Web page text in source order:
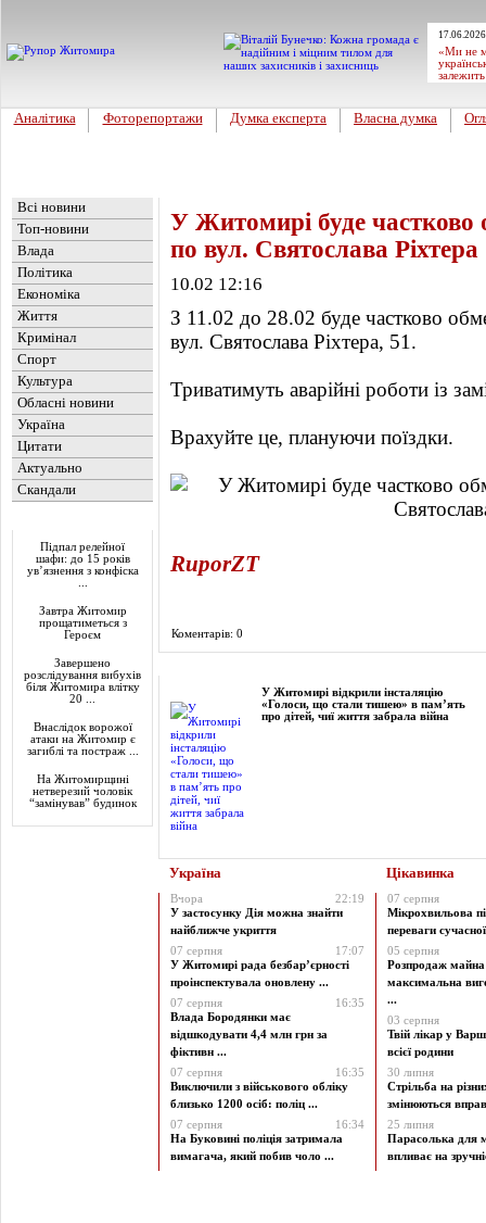
«Ми не
Аналітика Фоторепортажи Думка експерта Власна думка
Всі новини
Топ-новини
Влада
Політика
Економіка
Життя
Кримінал
Спорт
Культура
Обласні новини
Україна
Цитати
Актуально
Скандали
Підпал релейної
шафи: до 15 років
ув’язнення з конфіска
Завтра Житомир
прощатиметься з
Героєм
Завершено
розслідування вибухів
біля Житомира влітку
20 ...
Внаслідок ворожої
атаки на Житомир є
загиблі та постраж ...
На Житомирщині
нетверезий чоловік
“замінував” будинок
У Житомирі буде частково
по вул. Святослава Ріхтера
10.02 12:16
З 11.02 до 28.02 буде частково
вул. Святослава Ріхтера, 51.
Триватимуть аварійні роботи із
Врахуйте це, плануючи поїздки.
RuporZT
Коментарів: 0
У Житомирі відкрили інсталяцію
«Голоси, що стали тишею» в пам’ять
про дітей, чиї життя забрала війна
Україна Цікавинка
Вчора
22:19
У застосунку Дія можна знайти
найближче укриття
07 серпня
17:07
У Житомирі рада безбар’єрності
проінспектувала оновлену ...
07 серпня
16:35
Влада Бородянки має
відшкодувати 4,4 млн грн за
фіктивн ...
07 серпня
16:35
Виключили з військового обліку
близько 1200 осіб: поліц ...
07 серпня
16:34
На Буковині поліція затримала
вимагача, який побив чоло ...
07 серпня
Мікрохвильова
переваги
05 серпня
Розпродаж майна
максимальна
...
03 серпня
Твій лікар у
всієї родини
30 липня
Стрільба на
змінюються
25 липня
Парасолька для
впливає на